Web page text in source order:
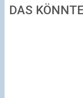
DAS